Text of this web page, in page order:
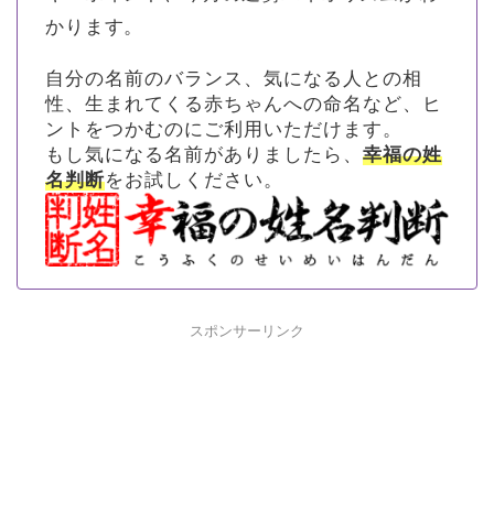
かります。
自分の名前のバランス、気になる人との相
性、生まれてくる赤ちゃんへの命名など、ヒ
ントをつかむのにご利用いただけます。
もし気になる名前がありましたら、 幸福の姓
名判断をお試しください。
スポンサーリンク